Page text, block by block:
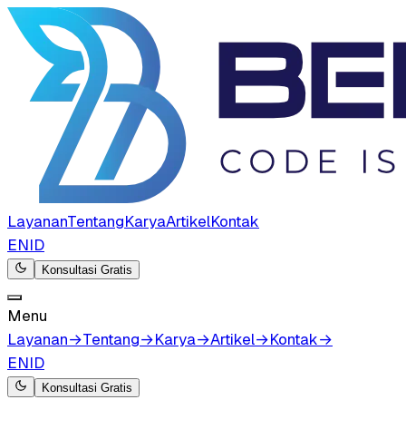
LayananTentangKaryaArtikelKontak
ENID
Konsultasi Gratis
Menu
Layanan→Tentang→Karya→Artikel→Kontak→
ENID
Konsultasi Gratis